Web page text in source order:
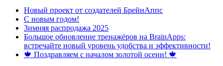
Новый проект от создателей БрейнАппс
С новым годом!
Зимняя распродажа 2025
Большое обновление тренажёров на BrainApps:
встречайте новый уровень удобства и эффективности!
🍁 Поздравляем с началом золотой осени! 🍁